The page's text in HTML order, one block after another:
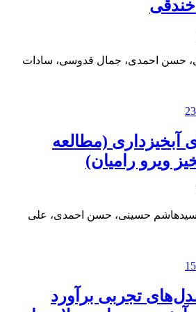
حسن احمدی، جمال قدوسی، سادات
آبخیزداری (مطالعه
ویرو رامیان)
حسینی، حسن احمدی، علی
تجربی برآورد